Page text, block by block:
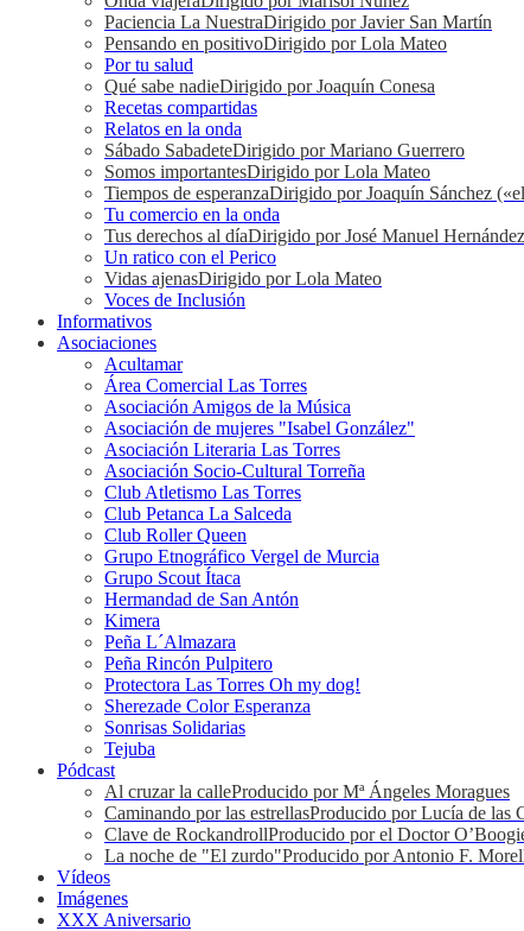
Paciencia La NuestraDirigido por Javier San Martín
Pensando en positivoDirigido por Lola Mateo
Por tu salud
Qué sabe nadieDirigido por Joaquín Conesa
Recetas compartidas
Relatos en la onda
Sábado SabadeteDirigido por Mariano Guerrero
Somos importantesDirigido por Lola Mateo
Tiempos de esperanzaDirigido por Joaquín Sánchez
Tu comercio en la onda
Tus derechos al díaDirigido por José Manuel
Un ratico con el Perico
Vidas ajenasDirigido por Lola Mateo
Voces de Inclusión
Informativos
Asociaciones
Acultamar
Área Comercial Las Torres
Asociación Amigos de la Música
Asociación de mujeres "Isabel González"
Asociación Literaria Las Torres
Asociación Socio-Cultural Torreña
Club Atletismo Las Torres
Club Petanca La Salceda
Club Roller Queen
Grupo Etnográfico Vergel de Murcia
Grupo Scout Ítaca
Hermandad de San Antón
Kimera
Peña L´Almazara
Peña Rincón Pulpitero
Protectora Las Torres Oh my dog!
Sherezade Color Esperanza
Sonrisas Solidarias
Tejuba
Pódcast
Al cruzar la calleProducido por Mª Ángeles Moragues
Caminando por las estrellasProducido por Lucía de las
Clave de RockandrollProducido por el Doctor
La noche de "El zurdo"Producido por Antonio F.
Vídeos
Imágenes
XXX Aniversario